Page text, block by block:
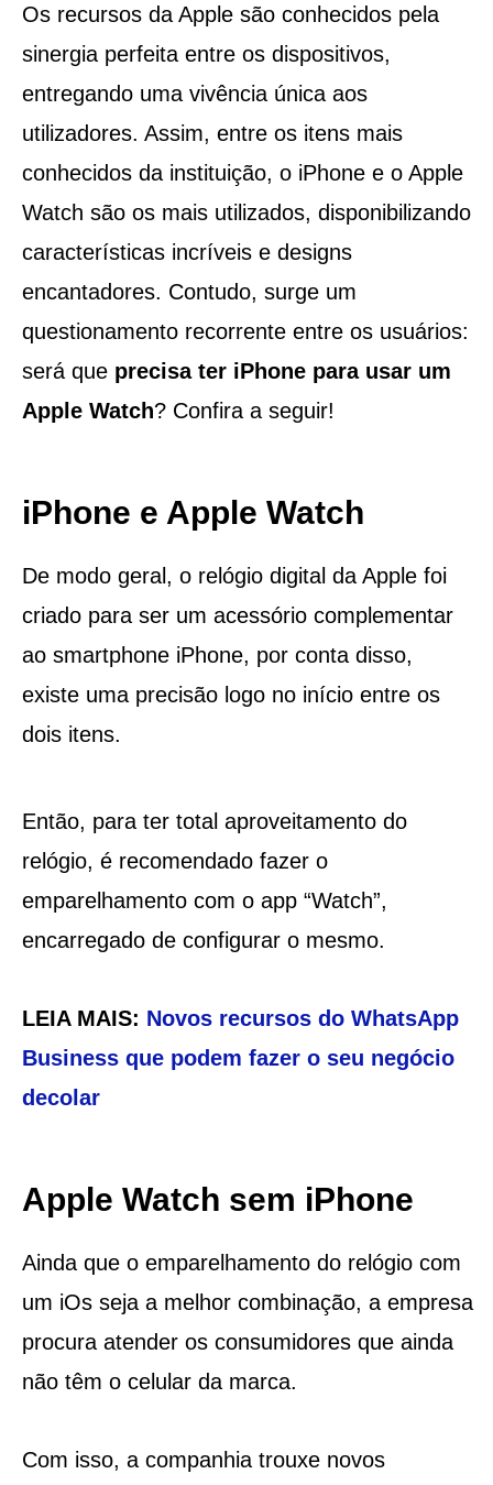
Os recursos da Apple são conhecidos pela
sinergia perfeita entre os dispositivos,
entregando uma vivência única aos
utilizadores. Assim, entre os itens mais
conhecidos da instituição, o iPhone e o Apple
Watch são os mais utilizados, disponibilizando
características incríveis e designs
encantadores. Contudo, surge um
questionamento recorrente entre os usuários:
será que precisa ter iPhone para usar um
Apple Watch? Confira a seguir!
iPhone e Apple Watch
De modo geral, o relógio digital da Apple foi
criado para ser um acessório complementar
ao smartphone iPhone, por conta disso,
existe uma precisão logo no início entre os
dois itens.
Então, para ter total aproveitamento do
relógio, é recomendado fazer o
emparelhamento com o app “Watch”,
encarregado de configurar o mesmo.
LEIA MAIS: Novos recursos do WhatsApp
Business que podem fazer o seu negócio
decolar
Apple Watch sem iPhone
Ainda que o emparelhamento do relógio com
um iOs seja a melhor combinação, a empresa
procura atender os consumidores que ainda
não têm o celular da marca.
Com isso, a companhia trouxe novos